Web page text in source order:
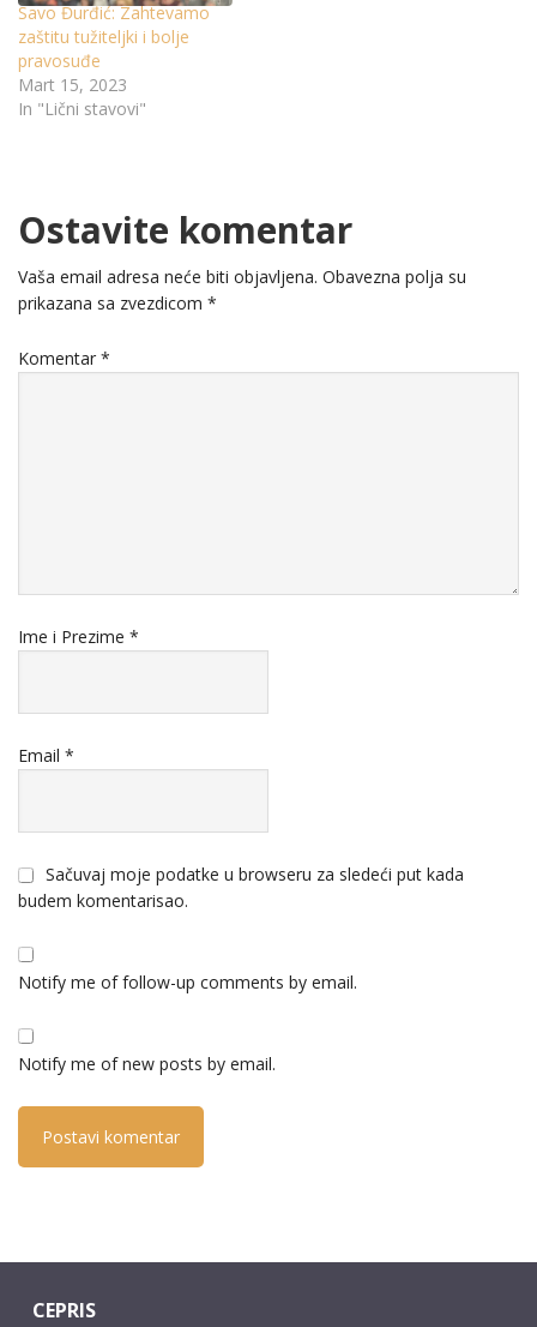
Savo Đurđić: Zahtevamo
zaštitu tužiteljki i bolje
pravosuđe
Mart 15, 2023
In "Lični stavovi"
Ostavite komentar
Vaša email adresa neće biti objavljena. Obavezna polja su
prikazana sa zvezdicom *
Komentar *
Ime i Prezime *
Email *
Sačuvaj moje podatke u browseru za sledeći put kada
budem komentarisao.
Notify me of follow-up comments by email.
Notify me of new posts by email.
CEPRIS